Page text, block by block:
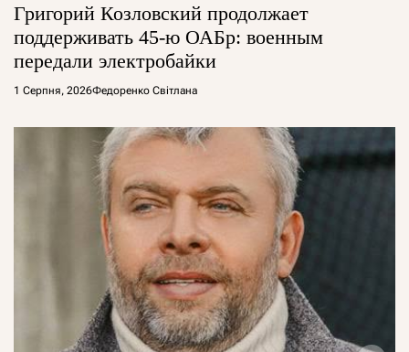
Григорий Козловский продолжает
поддерживать 45-ю ОАБр: военным
передали электробайки
1 Серпня, 2026Федоренко Світлана